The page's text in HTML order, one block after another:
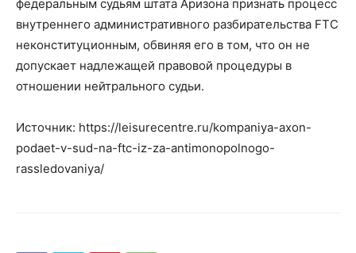
федеральным судьям штата Аризона признать процесс
внутреннего административного разбирательства FTC
неконституционным, обвиняя его в том, что он не
допускает надлежащей правовой процедуры в
отношении нейтрального судьи.
Источник: https://leisurecentre.ru/kompaniya-axon-
podaet-v-sud-na-ftc-iz-za-antimonopolnogo-
rassledovaniya/